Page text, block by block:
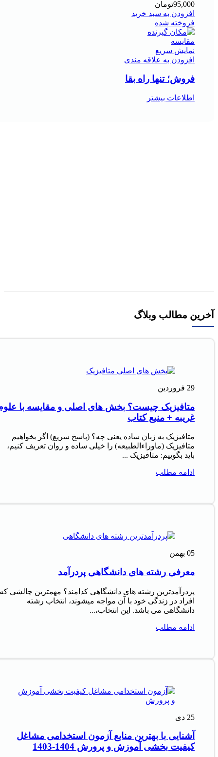
95,000تومان
افزودن به سبد خرید
فروخته شده
مقايسه
نمایش سریع
افزودن به علاقه مندی
فروش؛ تنها راه بقا
اطلاعات بیشتر
آخرین مطالب وبلاگ
29 فروردین
متافیزیک چیست؟ بخش های اصلی و مقایسه با
غریبه + منبع کتاب
متافیزیک به زبان ساده یعنی چه؟ (پاسخ سریع) اگر بخواهیم
متافیزیک (ماوراءالطبیعه) را خیلی ساده و روان تعریف کنیم،
باید بگوییم: متافیزیک ...
ادامه مطلب
05 بهمن
معرفی رشته های دانشگاهی پردرآمد
پردرآمدترین رشته های دانشگاهی کدامند؟ مهمترین چالشی که
افراد در زندگی خود با آن مواجه میشوند، انتخاب رشته
دانشگاهی می باشد. این انتخاب،...
ادامه مطلب
25 دی
آشنایی با بهترین منابع آزمون استخدامی مشاغل
کیفیت بخشی آموزش و پرورش 1404-1403